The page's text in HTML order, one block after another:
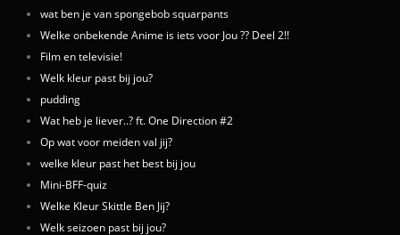
wat ben je van spongebob squarpants
Welke onbekende Anime is iets voor Jou ?? Deel 2!!
Film en televisie!
Welk kleur past bij jou?
pudding
Wat heb je liever..? ft. One Direction #2
Op wat voor meiden val jij?
welke kleur past het best bij jou
Mini-BFF-quiz
Welke Kleur Skittle Ben Jij?
Welk seizoen past bij jou?